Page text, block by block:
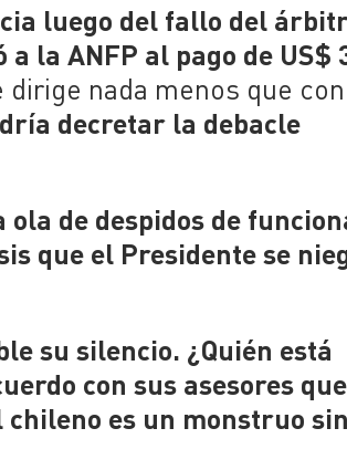
luego del fallo del
la ANFP al pago de US$
nada menos que
decretar la debacle
ola de despidos de
que el Presidente se
su silencio. ¿Quién está
con sus asesores
es un monstruo sin